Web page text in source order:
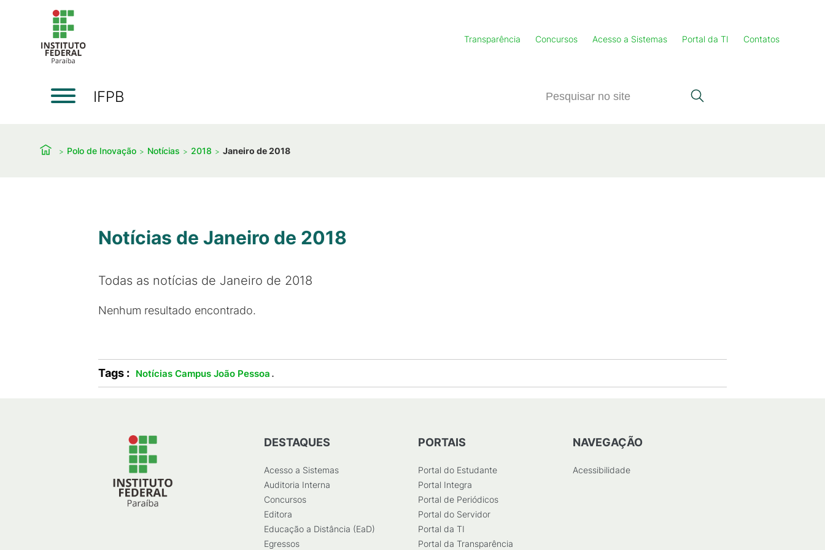
Transparência Concursos Acesso a Sistemas Portal da TI Contatos
IFPB
Polo de Inovação Notícias 2018 Janeiro de 2018
Notícias de Janeiro de 2018
Todas as notícias de Janeiro de 2018
Nenhum resultado encontrado.
Tags : Notícias Campus João Pessoa .
DESTAQUES
Acesso a Sistemas
Auditoria Interna
Concursos
Editora
Educação a Distância (EaD)
Egressos
PORTAIS
Portal do Estudante
Portal Integra
Portal de Periódicos
Portal do Servidor
Portal da TI
Portal da Transparência
NAVEGAÇÃO
Acessibilidade